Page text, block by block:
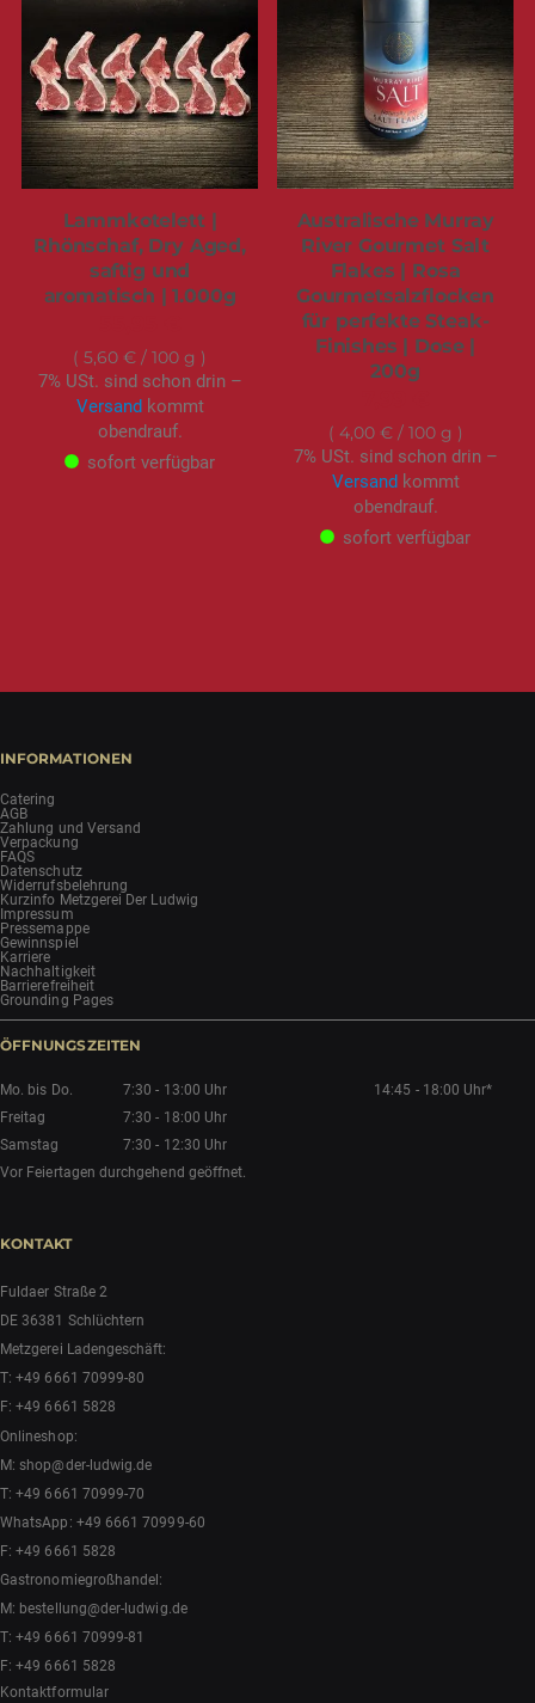
Lammkotelett |
Rhönschaf, Dry Aged,
saftig und
aromatisch | 1.000g
5,60 € / 100 g
7% USt. sind schon drin –
Versand kommt
obendrauf.
sofort verfügbar
Australische Murray
River Gourmet Salt
Flakes | Rosa
Gourmetsalzflocken
für perfekte Steak-
Finishes | Dose |
200g
4,00 €/ 100 g
7% USt. sind schon drin –
Versand kommt
obendrauf.
sofort verfügbar
INFORMATIONEN
Catering
AGB
Zahlung und Versand
Verpackung
FAQS
Datenschutz
Widerrufsbelehrung
Kurzinfo Metzgerei Der Ludwig
Impressum
Pressemappe
Gewinnspiel
Karriere
Nachhaltigkeit
Barrierefreiheit
Grounding Pages
ÖFFNUNGSZEITEN
Mo. bis Do. 7:30 - 13:00 Uhr
14:45 - 18:00 Uhr*
Freitag
7:30 - 18:00 Uhr
Samstag
7:30 - 12:30 Uhr
Vor Feiertagen durchgehend geöffnet.
KONTAKT
Fuldaer Straße 2
DE 36381 Schlüchtern
Metzgerei Ladengeschäft:
T:+49 6661 70999-80
F: +49 6661 5828
Onlineshop:
M:shop@der-ludwig.de
T:+49 6661 70999-70
WhatsApp: +49 6661 70999-60
F: +49 6661 5828
Gastronomiegroßhandel:
M: bestellung@der-ludwig.de
T:+49 6661 70999-81
F: +49 6661 5828
Kontaktformular